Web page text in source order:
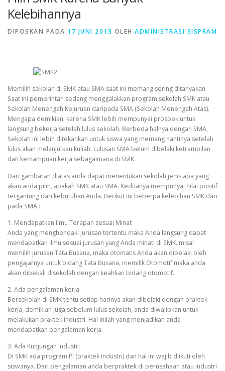
Kelebihannya
DIPOSKAN PADA 17 JUNI 2013 OLEH ADMINISTRASI SISPRAM
Memilih sekolah di SMK atau SMA saat ini memang sering ditanyakan.
Saat ini pemerintah sedang menggalakkan program sekolah SMK atau
Sekolah Menengah Kejuruan daripada SMA (Sekolah Menengah Atas).
Mengapa demikian, karena SMK lebih mempunyai prospek untuk
langsung bekerja setelah lulus sekolah. Berbeda halnya dengan SMA,
Sekolah ini lebih ditekankan untuk siswa yang memang nantinya setelah
lulus akan melanjutkan kuliah. Lulusan SMA belum dibelaki ketrampilan
dan kemampuan kerja sebagaimana di SMK.
Dari gambaran diatas anda dapat menentukan sekolah jenis apa yang
akan anda pilih, apakah SMK atau SMA. Keduanya mempunyai nilai positif
tergantung dari kebutuhan Anda. Berikut ini beberpa kelebihan SMK dari
pada SMA :
1. Mendapatkan Ilmu Terapan sesuai Minat
Anda yang menghendaki jurusan tertentu maka Anda langsung dapat
mendapatkan ilmu sesuai jurusan yang Anda minati di SMK. misal
memilih jurusan Tata Busana, maka otomatis Anda akan dibelaki oleh
pengajarnya untuk bidang Tata Busana, memilik Otomotif maka anda
akan dibekali disekolah dengan keahlian bidang otomotif.
2. Ada pengalaman kerja
Bersekolah di SMK tentu setiap harinya akan dibelaki dengan praktek
kerja, demikian juga sebelum lulus sekolah, anda diwajibkan untuk
melakukan praktek industri. Hal inilah yang menjadikan anda
mendapatkan pengalaman kerja.
3. Ada Kunjungan Industri
Di SMK ada program PI (praktek industri) dan hal ini wajib diikuti oleh
siswanya. Dari pengalaman anda berpraktek di perusahaan atau industri